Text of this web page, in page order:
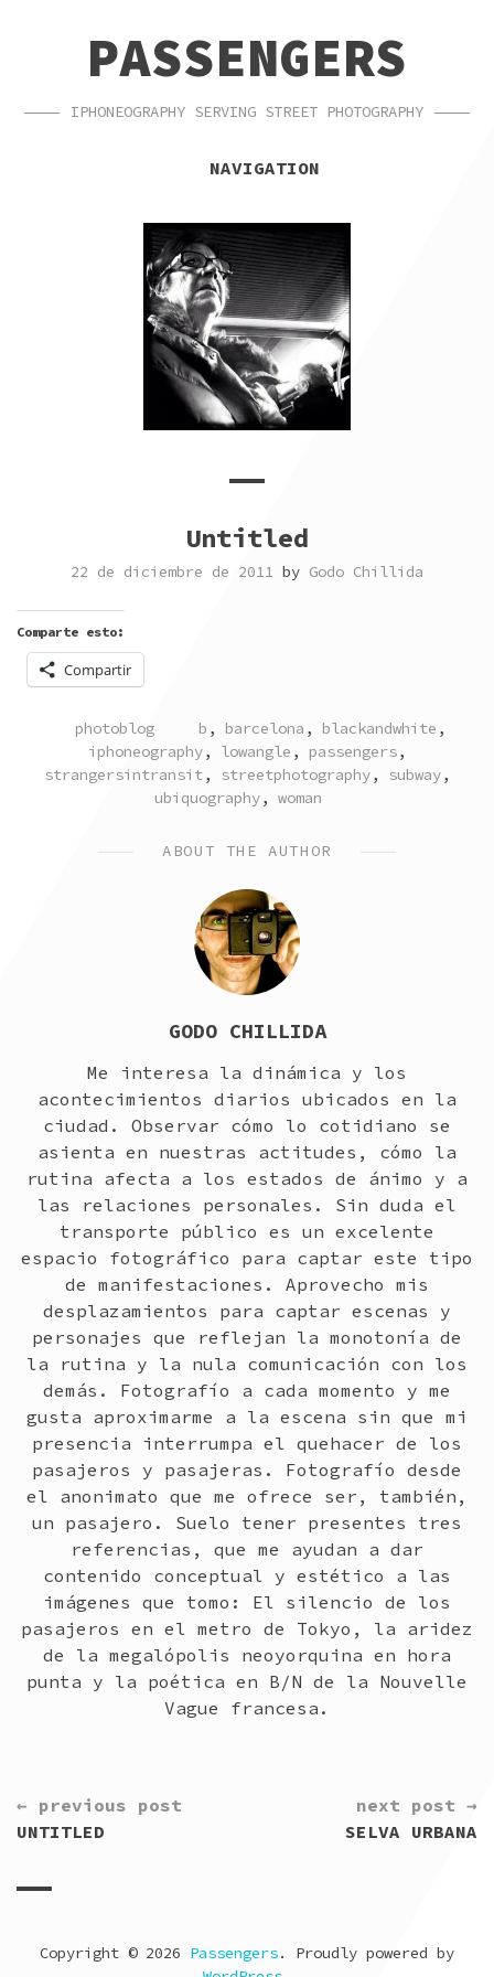
NAVIGATIONPASSENGERS
IPHONEOGRAPHY SERVING STREET PHOTOGRAPHY
NAVIGATION
Untitled
22 de diciembre de 2011 by Godo Chillida
Comparte esto:
Compartir
POSTED
IN
photoblog TAGGED
b , barcelona , blackandwhite ,
iphoneography, lowangle , passengers,
strangersintransit, streetphotography, subway,
ubiquography, woman
ABOUT THE AUTHOR
GODO CHILLIDA
Me interesa la dinámica y los
acontecimientos diarios ubicados en la
ciudad. Observar cómo lo cotidiano se
asienta en nuestras actitudes, cómo la
rutina afecta a los estados de ánimo y a
las relaciones personales. Sin duda el
transporte público es un excelente
espacio fotográfico para captar este tipo
de manifestaciones. Aprovecho mis
desplazamientos para captar escenas y
personajes que reflejan la monotonía de
la rutina y la nula comunicación con los
demás. Fotografío a cada momento y me
gusta aproximarme a la escena sin que mi
presencia interrumpa el quehacer de los
pasajeros y pasajeras. Fotografío desde
el anonimato que me ofrece ser, también,
un pasajero. Suelo tener presentes tres
referencias, que me ayudan a dar
contenido conceptual y estético a las
imágenes que tomo: El silencio de los
pasajeros en el metro de Tokyo, la aridez
de la megalópolis neoyorquina en hora
punta y la poética en B/N de la Nouvelle
Vague francesa.
CONTINUE
READING
← previous post
UNTITLED
next post →
SELVA URBANA
Copyright © 2026 Passengers. Proudly powered by